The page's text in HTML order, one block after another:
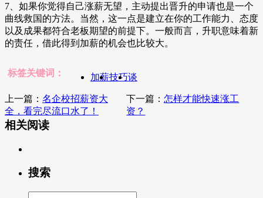
7、如果你觉得自己涨薪无望，主动提出晋升的申请也是一个
曲线救国的方法。当然，这一点是建立在你的工作能力、态度
以及成果都符合老板期望的前提下。一般而言，升职意味着新
的责任，借此得到加薪的机会也比较大。
标签关键词： 加薪技巧谈
上一篇： 名企校招薪资大
全，看完尽流口水了！
下一篇：怎样才能快速涨工
资？
相关阅读
搜索